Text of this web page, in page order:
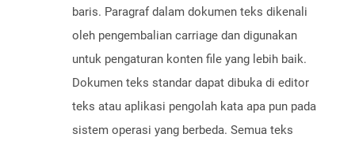
baris. Paragraf dalam dokumen teks dikenali
oleh pengembalian carriage dan digunakan
untuk pengaturan konten file yang lebih baik.
Dokumen teks standar dapat dibuka di editor
teks atau aplikasi pengolah kata apa pun pada
sistem operasi yang berbeda. Semua teks